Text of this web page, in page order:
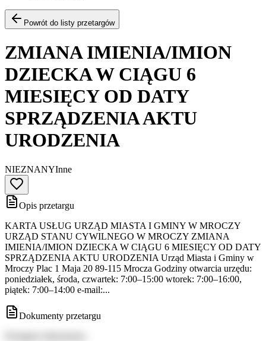
Powrót do listy przetargów
ZMIANA IMIENIA/IMION
DZIECKA W CIĄGU 6
MIESIĘCY OD DATY
SPRZĄDZENIA AKTU
URODZENIA
NIEZNANYInne
Opis przetargu
KARTA USŁUG URZĄD MIASTA I GMINY W MROCZY
URZĄD STANU CYWILNEGO W MROCZY ZMIANA
IMIENIA/IMION DZIECKA W CIĄGU 6 MIESIĘCY OD DATY
SPRZĄDZENIA AKTU URODZENIA Urząd Miasta i Gminy w
Mroczy Plac 1 Maja 20 89-115 Mrocza Godziny otwarcia urzędu:
poniedziałek, środa, czwartek: 7:00–15:00 wtorek: 7:00–16:00,
piątek: 7:00–14:00 e-mail:...
Dokumenty przetargu